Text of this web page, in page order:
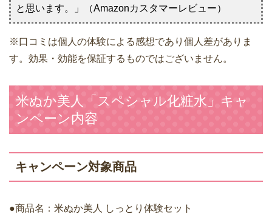
と思います。」（Amazonカスタマーレビュー）
※口コミは個人の体験による感想であり個人差がありま
す。効果・効能を保証するものではございません。
米ぬか美人「スペシャル化粧水」キャ
ンペーン内容
キャンペーン対象商品
●商品名：米ぬか美人 しっとり体験セット